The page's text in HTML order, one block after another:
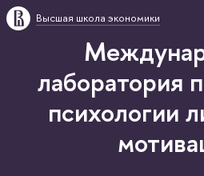
Высшая школа экономики
лаборатория
психологии